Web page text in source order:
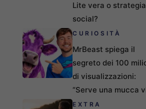
Lite vera o strategia
social?
CURIOSITÀ
MrBeast spiega il
segreto dei 100
di visualizzazioni:
“Serve una mucca
EXTRA